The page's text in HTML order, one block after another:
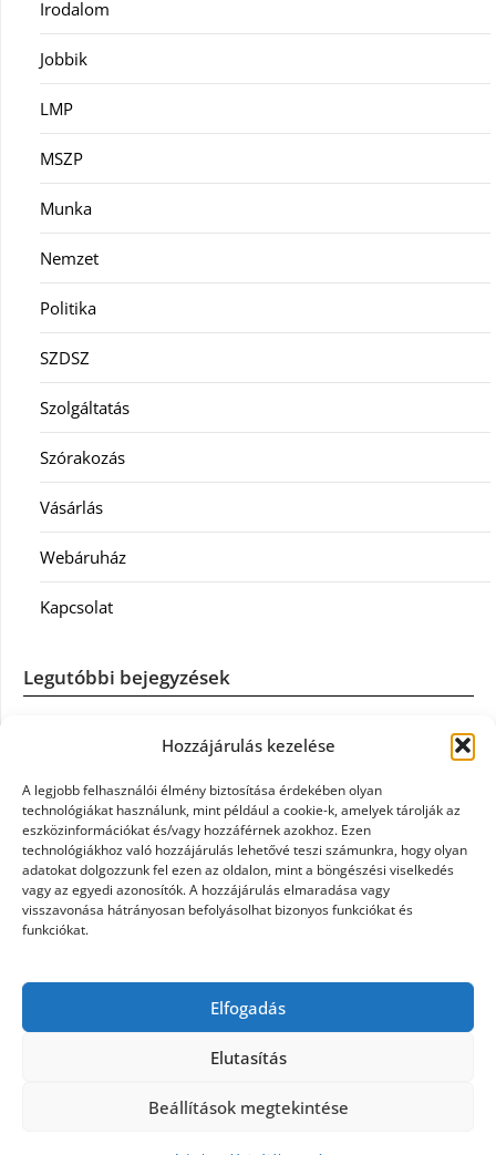
Hozzájárulás kezelése
A legjobb felhasználói élmény biztosítása érdekében olyan
technológiákat használunk, mint például a cookie-k, amelyek tárolják az
eszközinformációkat és/vagy hozzáférnek azokhoz. Ezen
technológiákhoz való hozzájárulás lehetővé teszi számunkra, hogy olyan
adatokat dolgozzunk fel ezen az oldalon, mint a böngészési viselkedés
vagy az egyedi azonosítók. A hozzájárulás elmaradása vagy
visszavonása hátrányosan befolyásolhat bizonyos funkciókat és
funkciókat.
Elfogadás
Elutasítás
Beállítások megtekintése
Irodalom
Jobbik
LMP
MSZP
Munka
Nemzet
Politika
SZDSZ
Szolgáltatás
Szórakozás
Vásárlás
Webáruház
Kapcsolat
Legutóbbi bejegyzések
Casco szélvédőcsere: mikor éri meg a biztosítást igénybe
Könyvelés: mikor érdemes könyvelőt váltani?
Szövetkezeti jog: miért elengedhetetlen a szakszerű jogi
háttér a biztonságos működéshez
Munkajogi ügyvéd: miért nem érdemes várni a jogi
Tüll anyag: elegancia és sokoldalúság a Szakatex
kínálatában